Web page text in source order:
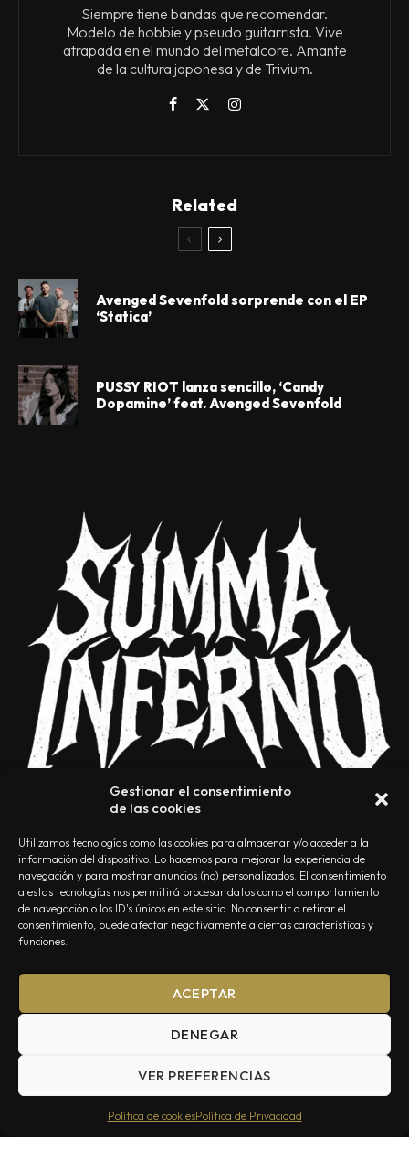
Gestionar el consentimiento
de las cookies
Utilizamos tecnologías como las cookies para almacenar y/o acceder a la
información del dispositivo. Lo hacemos para mejorar la experiencia de
navegación y para mostrar anuncios (no) personalizados. El consentimiento
a estas tecnologías nos permitirá procesar datos como el comportamiento
de navegación o los ID's únicos en este sitio. No consentir o retirar el
consentimiento, puede afectar negativamente a ciertas características y
funciones.
ACEPTAR
DENEGAR
VER PREFERENCIAS
Política de cookiesPolítica de Privacidad
Siempre tiene bandas que recomendar.
Modelo de hobbie y pseudo guitarrista. Vive
atrapada en el mundo del metalcore. Amante
de la cultura japonesa y de Trivium.
Related
Avenged Sevenfold sorprende con el EP
‘Statica’
PUSSY RIOT lanza sencillo, ‘Candy
Dopamine’ feat. Avenged Sevenfold
NOSOTROS CONTACTO EDITORIAL POLÍTICA DE PRIVACIDAD
Summa Inferno — Todos los Derechos Reservados © 2026